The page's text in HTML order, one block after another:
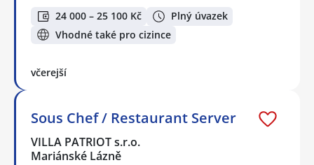
24 000 – 25 100 Kč
Plný úvazek
Vhodné také pro cizince
včerejší
Sous Chef / Restaurant Server
VILLA PATRIOT s.r.o.
Mariánské Lázně